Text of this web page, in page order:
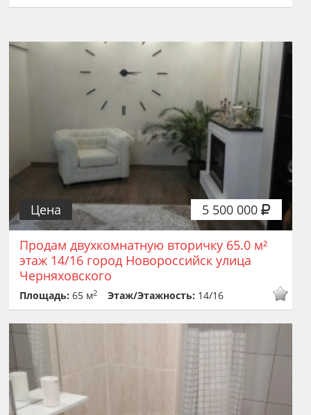
5 500 000
Цена
Продам двухкомнатную вторичку 65.0 м²
этаж 14/16 город Новороссийск улица
Черняховского
Площадь:65 м2 Этаж/Этажность: 14/16